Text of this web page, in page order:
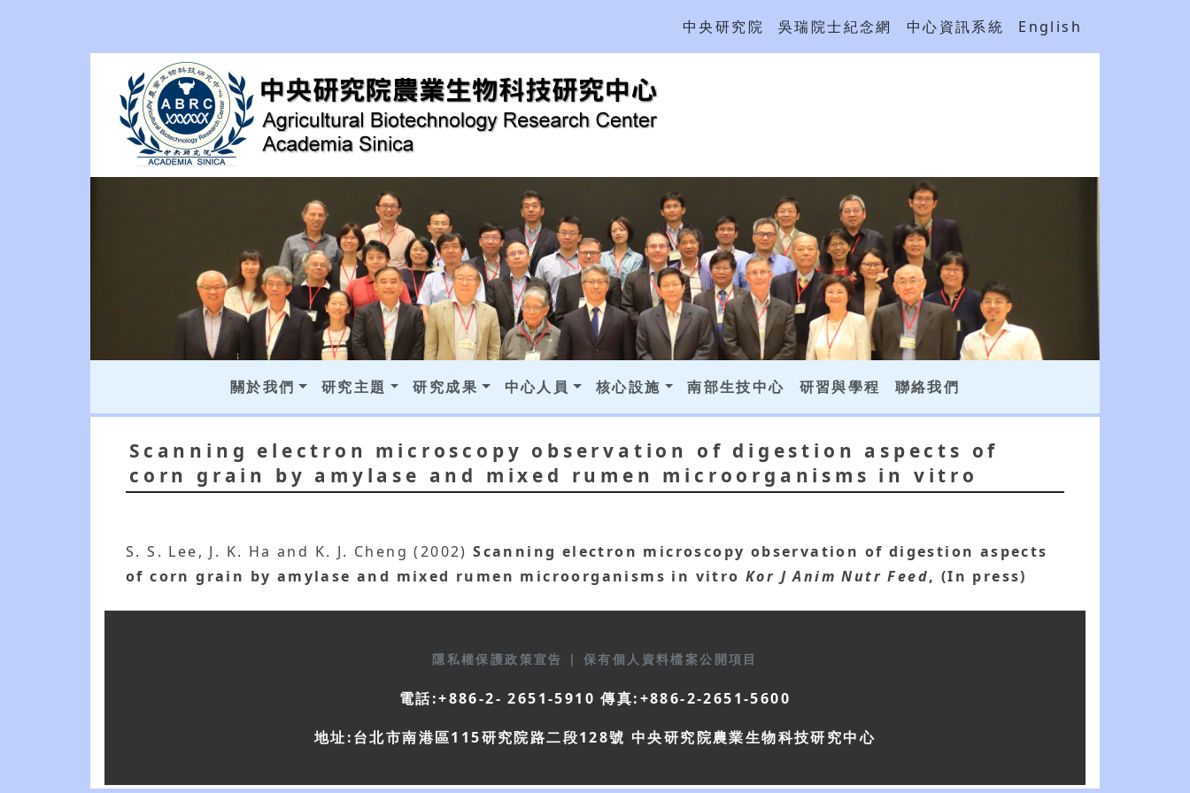
中央研究院 吳瑞院士紀念網 中心資訊系統 English
關於我們 研究主題 研究成果 中心人員 核心設施 南部生技中心 研習與學程 聯絡我們
Scanning electron microscopy observation of digestion aspects of
corn grain by amylase and mixed rumen microorganisms in vitro
S. S. Lee, J. K. Ha and K. J. Cheng (2002)Scanning electron microscopy observation of digestion aspects
of corn grain by amylase and mixed rumen microorganisms in vitro Kor J Anim Nutr Feed, (In press)
隱私權保護政策宣告 | 保有個人資料檔案公開項目
電話:+886-2- 2651-5910 傳真:+886-2-2651-5600
地址:台北市南港區115研究院路二段128號 中央研究院農業生物科技研究中心